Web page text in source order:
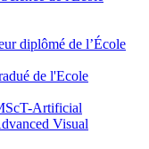
diplômé de l’École
de l'Ecole
Artificial
Visual